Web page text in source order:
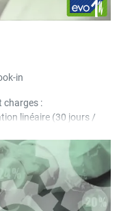
in
charges :
linéaire (30 jours /
OD par période et
et de sortie, une
des régularisations » a
l’option de